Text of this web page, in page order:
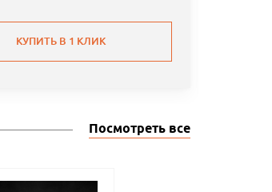
КУПИТЬ В 1 КЛИК
Посмотреть все